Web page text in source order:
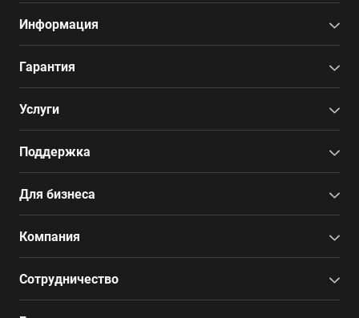
Информация
Гарантия
Услуги
Поддержка
Для бизнеса
Компания
Сотрудничество